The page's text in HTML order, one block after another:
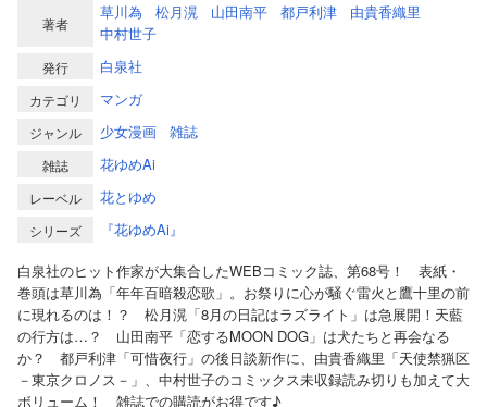
著者
草川為 松月滉 山田南平 都戸利津
由貴香織里
中村世子
発行 白泉社
カテゴリ マンガ
ジャンル 少女漫画 雑誌
雑誌 花ゆめAi
レーベル 花とゆめ
シリーズ
『花ゆめAi』
白泉社のヒット作家が大集合したWEBコミック誌、第68号！ 表紙・
巻頭は草川為「年年百暗殺恋歌」。お祭りに心が騒ぐ雷火と鷹十里の前
に現れるのは！？ 松月滉「8月の日記はラズライト」は急展開！天藍
の行方は…？ 山田南平「恋するMOON DOG」は犬たちと再会なる
か？ 都戸利津「可惜夜行」の後日談新作に、由貴香織里「天使禁猟区
－東京クロノス－」、中村世子のコミックス未収録読み切りも加えて大
ボリューム！ 雑誌での購読がお得です♪